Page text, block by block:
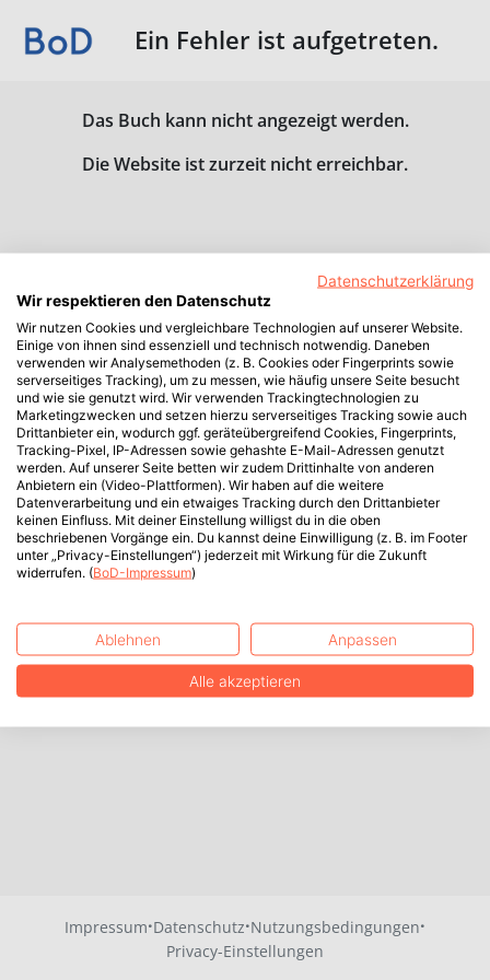
Ein Fehler ist aufgetreten.
Das Buch kann nicht angezeigt werden.
Die Website ist zurzeit nicht erreichbar.
Impressum·Datenschutz·Nutzungsbedingungen·
Privacy-Einstellungen
Datenschutzerklärung
Wir respektieren den Datenschutz
Wir nutzen Cookies und vergleichbare Technologien auf unserer Website.
Einige von ihnen sind essenziell und technisch notwendig. Daneben
verwenden wir Analysemethoden (z. B. Cookies oder Fingerprints sowie
serverseitiges Tracking), um zu messen, wie häufig unsere Seite besucht
und wie sie genutzt wird. Wir verwenden Trackingtechnologien zu
Marketingzwecken und setzen hierzu serverseitiges Tracking sowie auch
Drittanbieter ein, wodurch ggf. geräteübergreifend Cookies, Fingerprints,
Tracking-Pixel, IP-Adressen sowie gehashte E-Mail-Adressen genutzt
werden. Auf unserer Seite betten wir zudem Drittinhalte von anderen
Anbietern ein (Video-Plattformen). Wir haben auf die weitere
Datenverarbeitung und ein etwaiges Tracking durch den Drittanbieter
keinen Einfluss. Mit deiner Einstellung willigst du in die oben
beschriebenen Vorgänge ein. Du kannst deine Einwilligung (z. B. im Footer
unter „Privacy-Einstellungen“) jederzeit mit Wirkung für die Zukunft
widerrufen. (BoD-Impressum)
Ablehnen Anpassen
Alle akzeptieren